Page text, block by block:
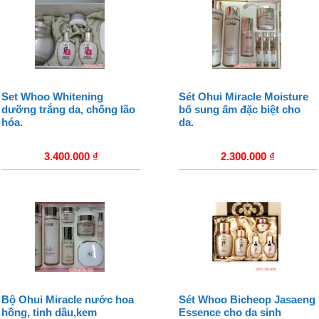
Set Whoo Whitening
dưỡng trắng da, chống lão
hóa.
3.400.000 ₫
Sét Ohui Miracle Moisture
bổ sung ẩm đặc biệt cho
da.
2.300.000 ₫
Bộ Ohui Miracle nước hoa
hồng, tinh dầu,kem
Sét Whoo Bicheop Jasaeng
Essence cho da sinh